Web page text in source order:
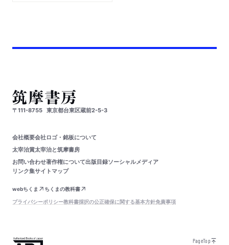
〒111-8755 東京都台東区蔵前2-5-3
会社概要会社ロゴ・銘板について
太宰治賞太宰治と筑摩書房
お問い合わせ著作権について出版目録ソーシャルメディア
リンク集サイトマップ
webちくま
ちくまの教科書
プライバシーポリシー教科書採択の公正確保に関する基本方針免責事項
PageTop